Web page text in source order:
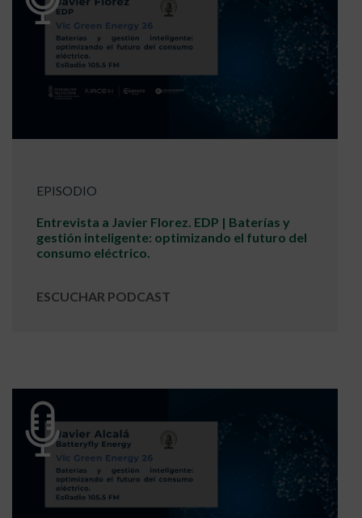
EPISODIO
Entrevista a Javier Florez. EDP | Baterías y
gestión inteligente: optimizando el futuro del
consumo eléctrico.
ESCUCHAR PODCAST